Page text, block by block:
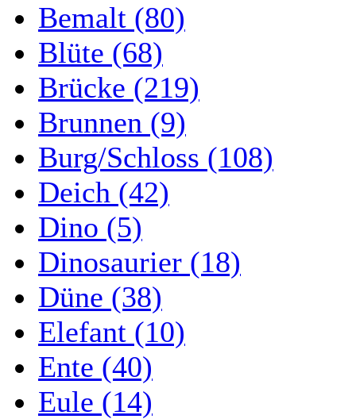
Bemalt (80)
Blüte (68)
Brücke (219)
Brunnen (9)
Burg/Schloss (108)
Deich (42)
Dino (5)
Dinosaurier (18)
Düne (38)
Elefant (10)
Ente (40)
Eule (14)